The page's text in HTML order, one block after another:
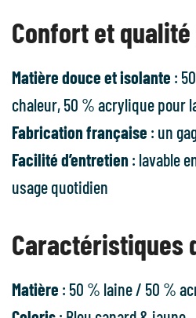
Confort et
Matière douce et isolante :
chaleur, 50 % acrylique pour
Fabrication française : un
Facilité d’entretien: lavable
usage quotidien
Caractéristiques
Matière : 50 % laine / 50 %